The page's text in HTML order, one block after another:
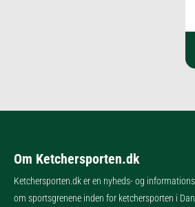
Om Ketchersporten.dk
Ketchersporten.dk er en nyheds- og
om sportsgrenene inden for ketchersporten i